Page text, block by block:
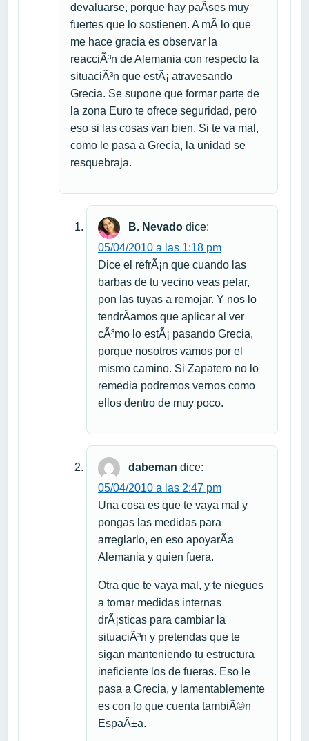
devaluarse, porque hay paÃ­ses muy
fuertes que lo sostienen. A mÃ­ lo que
me hace gracia es observar la
reacciÃ³n de Alemania con respecto la
situaciÃ³n que estÃ¡ atravesando
Grecia. Se supone que formar parte de
la zona Euro te ofrece seguridad, pero
eso si las cosas van bien. Si te va mal,
como le pasa a Grecia, la unidad se
resquebraja.
B. Nevado dice:
05/04/2010 a las 1:18 pm
Dice el refrÃ¡n que cuando las
barbas de tu vecino veas pelar,
pon las tuyas a remojar. Y nos lo
tendrÃ­amos que aplicar al ver
cÃ³mo lo estÃ¡ pasando Grecia,
porque nosotros vamos por el
mismo camino. Si Zapatero no lo
remedia podremos vernos como
ellos dentro de muy poco.
dabeman dice:
05/04/2010 a las 2:47 pm
Una cosa es que te vaya mal y
pongas las medidas para
arreglarlo, en eso apoyarÃ­a
Alemania y quien fuera.
Otra que te vaya mal, y te niegues
a tomar medidas internas
drÃ¡sticas para cambiar la
situaciÃ³n y pretendas que te
sigan manteniendo tu estructura
ineficiente los de fueras. Eso le
pasa a Grecia, y lamentablemente
es con lo que cuenta tambiÃ©n
EspaÃ±a.